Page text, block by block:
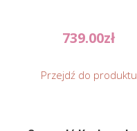
739.00zł
Przejdź do produktu